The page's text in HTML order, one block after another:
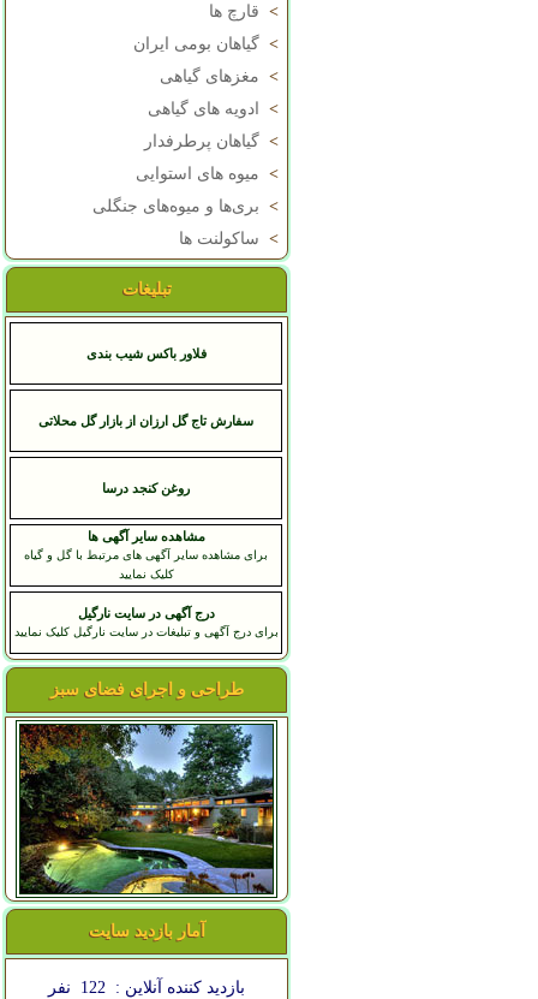
> قارچ ها
> گیاهان بومی ایران
> مغزهای گیاهی
>
ادویه های گیاهی
> گیاهان پرطرفدار
> میوه های استوایی
> بری‌ها و میوه‌های جنگلی
> ساکولنت ها
تبلیغات
فلاور باکس شیب بندی
سفارش تاج گل ارزان از بازار گل محلاتی
روغن کنجد درسا
مشاهده سایر آگهی ها
برای مشاهده سایر آگهی های مرتبط با گل و گیاه
کلیک نمایید
درج آگهی در سایت نارگیل
برای درج آگهی و تبلیغات در سایت نارگیل کلیک نمایید
طراحی و اجرای فضای سبز
آمار بازدید سایت
بازدید کننده آنلاین : 122 نفر